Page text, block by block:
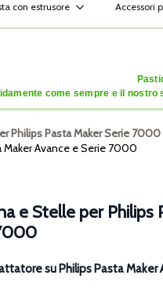
con estrusore Accessori
come sempre e il
Philips Pasta Maker Serie 7000
Maker Avance e Serie 7000
e Stelle per Philips
su Philips Pasta Maker